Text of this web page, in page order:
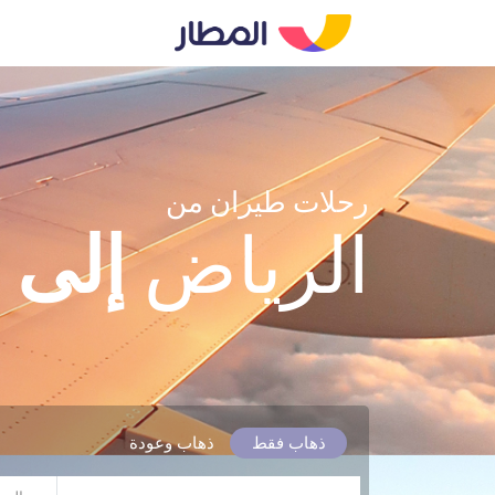
رحلات طيران من
الرياضإلى
ذهاب فقط ذهاب وعودة